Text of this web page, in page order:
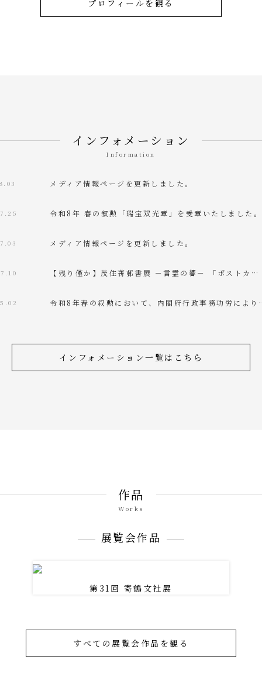
プロフィールを観る
インフォメーション
Information
メディア情報ページを更新しました。
令和8年 春の叙勲「瑞宝双光章」を受章いたしました。
メディア情報ページを更新しました。
【残り僅か】茂住菁邨書展 －言霊の響－ 「ポストカ…
令和8年春の叙勲において、内閣府行政事務功労によ
インフォメーション一覧はこちら
作品
Works
展覧会作品
第31回 寄鶴文社展
すべての展覧会作品を観る